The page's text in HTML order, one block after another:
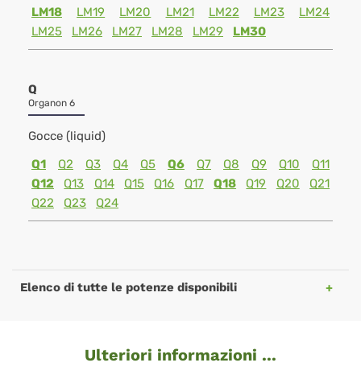
LM18
LM19 LM20 LM21 LM22 LM23
LM24
LM25
LM26 LM27 LM28 LM29 LM30
Q
Organon 6
Gocce (liquid)
Q1
Q2 Q3 Q4 Q5 Q6 Q7 Q8 Q9 Q10
Q11
Q12
Q13 Q14 Q15 Q16 Q17 Q18 Q19 Q20
Q21
Q22
Q23 Q24
Elenco di tutte le potenze disponibili
Ulteriori informazioni ...